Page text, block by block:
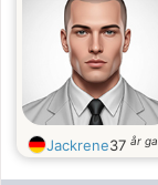
Jackrene37 år